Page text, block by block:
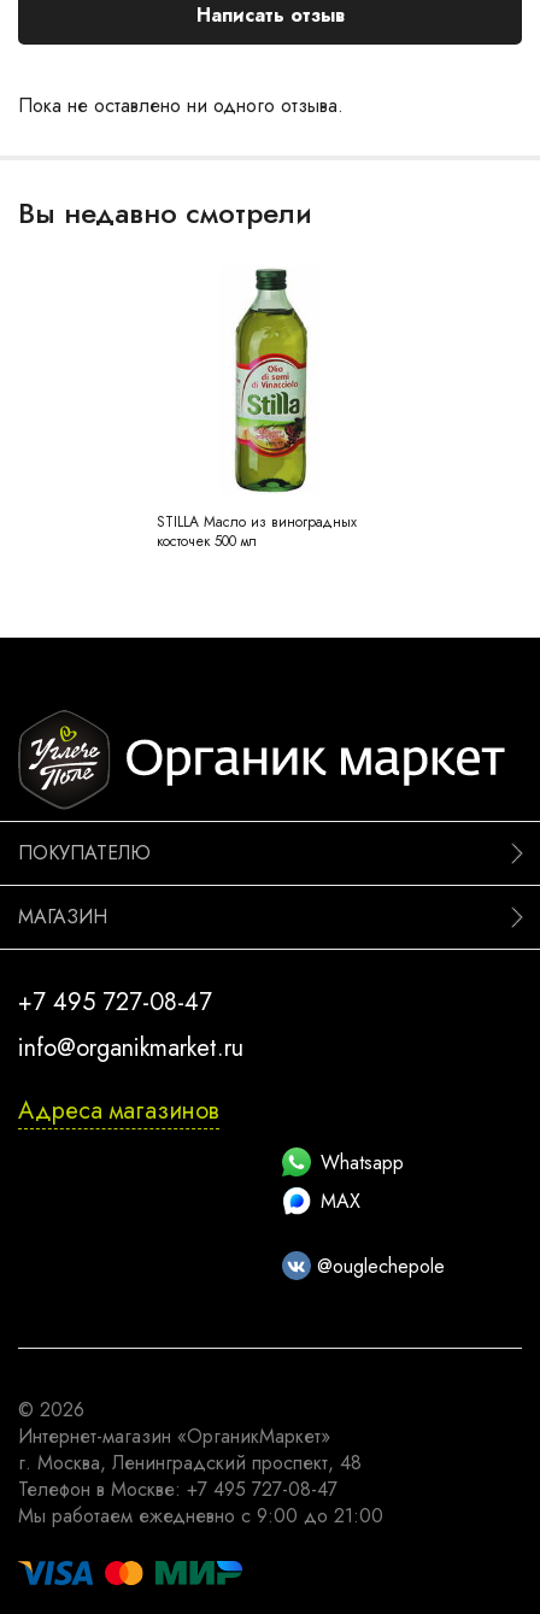
Пока не оставлено ни одного отзыва.
Написать отзыв
Вы недавно смотрели
STILLA Масло из виноградных
косточек 500 мл
ПОКУПАТЕЛЮ
МАГАЗИН
+7 495 727-08-47
info@organikmarket.ru
Адреса магазинов
Whatsapp
MAX
@ouglechepole
© 2026
Интернет-магазин «ОрганикМаркет»
г. Москва, Ленинградский проспект, 48
Телефон в Москве: +7 495 727-08-47
Мы работаем ежедневно с 9:00 до 21:00